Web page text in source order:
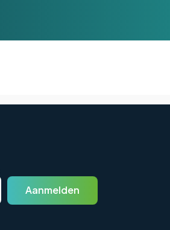
Aanmelden